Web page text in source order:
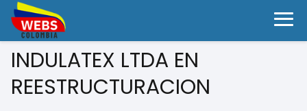
INDULATEX LTDA EN
REESTRUCTURACION